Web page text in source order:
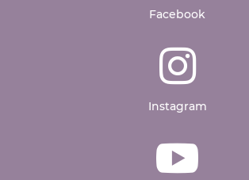
Facebook

Instagram
